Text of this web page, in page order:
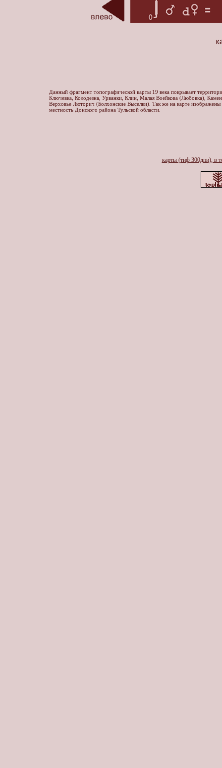
Данный фрагмент топографической карты 19 века покрывает
Ключевка, Колодезна, Урванки, Клин, Малая Воейкова (Любовка),
Верховье Люторич (Болхонские Выселки). Так же на карте
местность Донского района Тульской области.
карты (тиф 300дпи), в